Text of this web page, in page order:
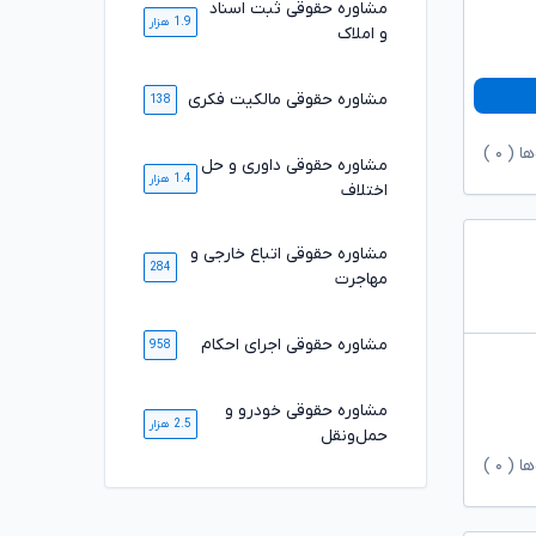
( ۰
( ۰
مشاوره حقوقی ثبت اسناد
و املاک
1.9 هزار
مشاوره حقوقی مالکیت فکری 138
مشاوره حقوقی داوری و حل
اختلاف
1.4 هزار
مشاوره حقوقی اتباع خارجی و
مهاجرت
284
مشاوره حقوقی اجرای احکام 958
مشاوره حقوقی خودرو و
حمل‌ونقل
2.5 هزار